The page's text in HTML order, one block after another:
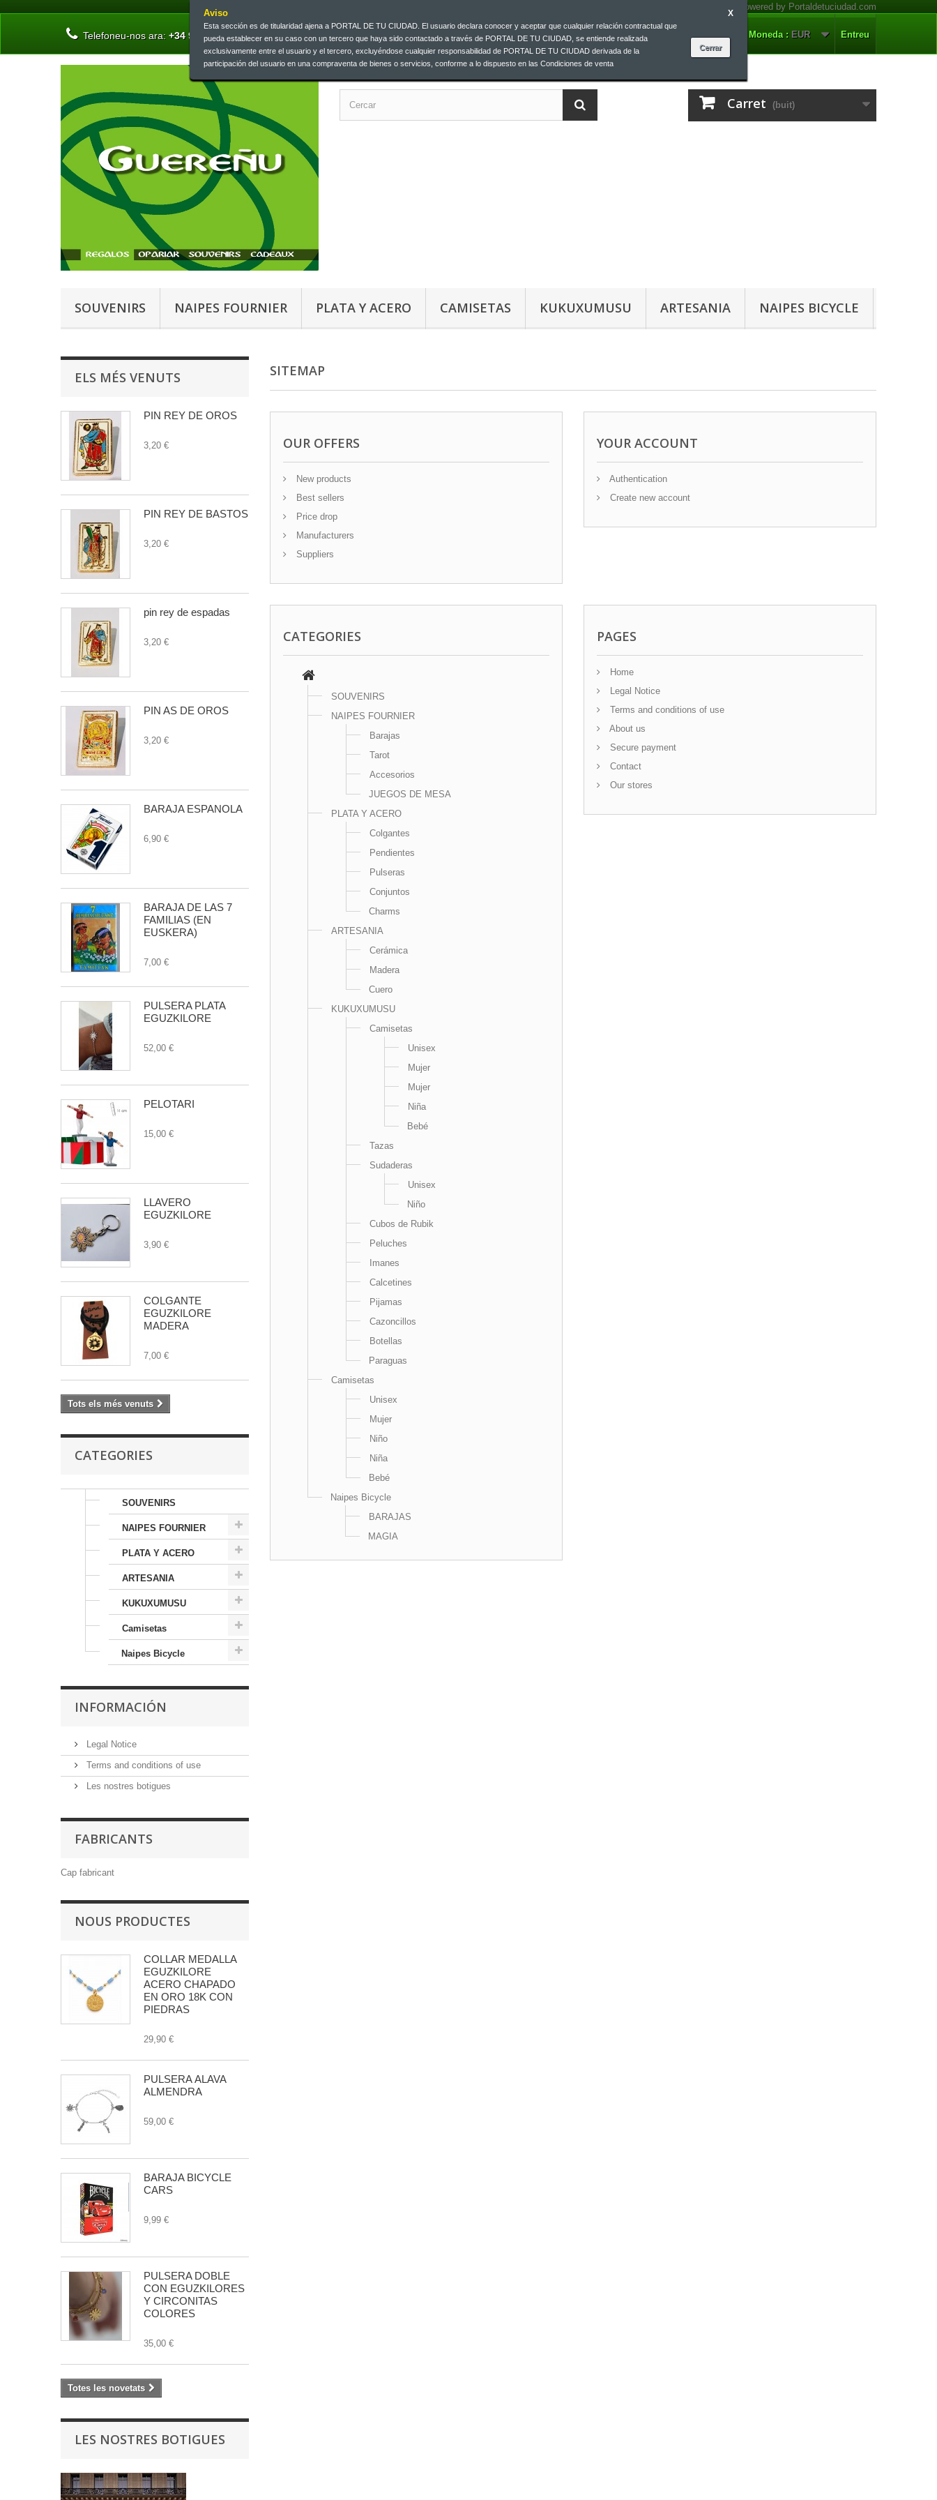
Aviso
Esta sección es de titularidad ajena a PORTAL DE TU CIUDAD. El usuario declara conocer y aceptar que cualquier relación contractual que
pueda establecer en su caso con un tercero que haya sido contactado a través de PORTAL DE TU CIUDAD, se entiende realizada
exclusivamente entre el usuario y el tercero, excluyéndose cualquier responsabilidad de PORTAL DE TU CIUDAD derivada de la
participación del usuario en una compraventa de bienes o servicios, conforme a lo dispuesto en las Condiciones de venta
X
Entreu
Moneda : EUR
Contacteu-nos
Telefoneu-nos ara: +34 945 13 46 73 | +34 945 26 00 33
Carret (buit)
SOUVENIRS NAIPES FOURNIER PLATA Y ACERO CAMISETAS KUKUXUMUSU ARTESANIA NAIPES BICYCLE
ELS MÉS VENUTS
PIN REY DE OROS
3,20 €
PIN REY DE BASTOS
3,20 €
pin rey de espadas
3,20 €
PIN AS DE OROS
3,20 €
BARAJA ESPAÑOLA
6,90 €
BARAJA DE LAS 7
FAMILIAS (EN
EUSKERA)
7,00 €
PULSERA PLATA
EGUZKILORE
52,00 €
PELOTARI
15,00 €
LLAVERO
EGUZKILORE
3,90 €
COLGANTE
EGUZKILORE
MADERA
7,00 €
Tots els més venuts
CATEGORIES
SOUVENIRS
NAIPES FOURNIER
PLATA Y ACERO
ARTESANIA
KUKUXUMUSU
Camisetas
Naipes Bicycle
INFORMACIÓN
Legal Notice
Terms and conditions of use
Les nostres botigues
FABRICANTS
Cap fabricant
NOUS PRODUCTES
COLLAR MEDALLA
EGUZKILORE
ACERO CHAPADO
EN ORO 18K CON
PIEDRAS
29,90 €
PULSERA ÁLAVA
ALMENDRA
59,00 €
BARAJA BICYCLE
CARS
9,99 €
PULSERA DOBLE
CON EGUZKILORES
Y CIRCONITAS
COLORES
35,00 €
Totes les novetats
LES NOSTRES BOTIGUES
SITEMAP
OUR OFFERS
New products
Best sellers
Price drop
Manufacturers
Suppliers
YOUR ACCOUNT
Authentication
Create new account
CATEGORIES
SOUVENIRS
NAIPES FOURNIER
Barajas
Tarot
Accesorios
JUEGOS DE MESA
PLATA Y ACERO
Colgantes
Pendientes
Pulseras
Conjuntos
Charms
ARTESANIA
Cerámica
Madera
Cuero
KUKUXUMUSU
Camisetas
Unisex
Mujer
Mujer
Niña
Bebé
Tazas
Sudaderas
Unisex
Niño
Cubos de Rubik
Peluches
Imanes
Calcetines
Pijamas
Cazoncillos
Botellas
Paraguas
Camisetas
Unisex
Mujer
Niño
Niña
Bebé
Naipes Bicycle
BARAJAS
MAGIA
PAGES
Home
Legal Notice
Terms and conditions of use
About us
Secure payment
Contact
Our stores